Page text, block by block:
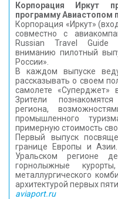
Корпорация Иркут
программу Авиастопом
Корпорация «Иркут»
совместно с
Russian Travel Guide
вниманию пилотный
России».
В каждом выпуске
рассказывать о своем
самолете «Суперджет»
Зрители
региона,
промышленного
примерную стоимость
Первый выпуск
границе Европы и
Уральском регионе
горнолыжные
металлургического
архитектурой первых
aviaport.ru